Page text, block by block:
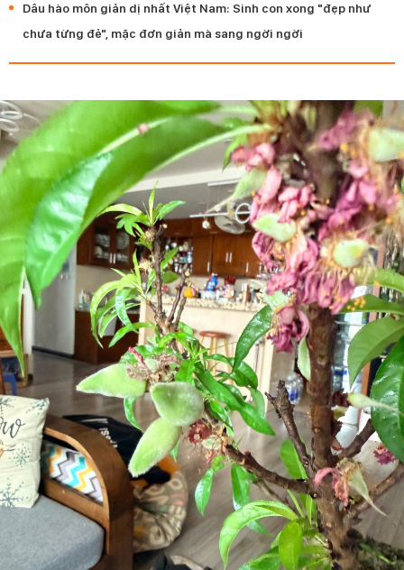
Dâu hào môn giản dị nhất Việt Nam: Sinh con xong "đẹp như
chưa từng đẻ", mặc đơn giản mà sang ngời ngời